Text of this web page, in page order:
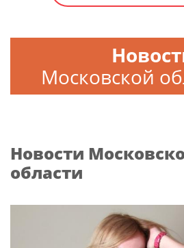
Московской
Новости
области